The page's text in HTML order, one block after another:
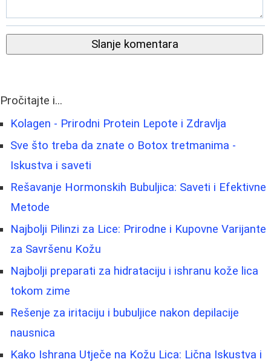
Slanje komentara
Pročitajte i...
Kolagen - Prirodni Protein Lepote i Zdravlja
Sve što treba da znate o Botox tretmanima -
Iskustva i saveti
Rešavanje Hormonskih Bubuljica: Saveti i Efektivne
Metode
Najbolji Pilinzi za Lice: Prirodne i Kupovne Varijante
za Savršenu Kožu
Najbolji preparati za hidrataciju i ishranu kože lica
tokom zime
Rešenje za iritaciju i bubuljice nakon depilacije
nausnica
Kako Ishrana Utječe na Kožu Lica: Lična Iskustva i